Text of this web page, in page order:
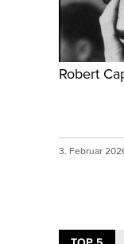
Robert
3. Februar